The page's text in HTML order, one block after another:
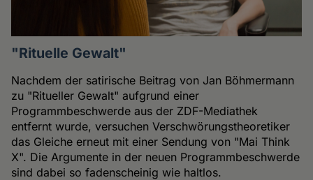
"Rituelle Gewalt"
Nachdem der satirische Beitrag von Jan Böhmermann
zu "Ritueller Gewalt" aufgrund einer
Programmbeschwerde aus der ZDF-Mediathek
entfernt wurde, versuchen Verschwörungstheoretiker
das Gleiche erneut mit einer Sendung von "Mai Think
X". Die Argumente in der neuen Programmbeschwerde
sind dabei so fadenscheinig wie haltlos.